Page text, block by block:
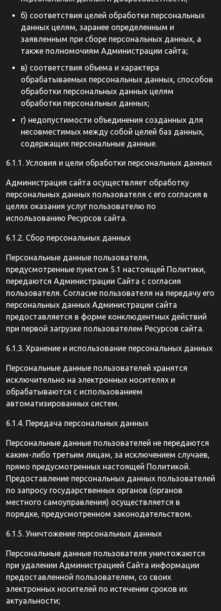
б) соответствия целей обработки персональных
данных целям, заранее определенным и
заявленным при сборе персональных данных, а
также полномочиям Администрации сайта;
в) соответствия объема и характера
обрабатываемых персональных данных, способов
обработки персональных данных целям
обработки персональных данных;
г) недопустимости объединения созданных для
несовместимых между собой целей баз данных,
содержащих персональные данные.
6.1.1. Условия и цели обработки персональных данных
Администрация сайта осуществляет обработку
персональных данных пользователя с его согласия в
целях оказания услуг пользователю по
использованию Ресурсов сайта.
6.1.2. Сбор персональных данных
Персональные данные пользователя,
предусмотренные пунктом 5.1 настоящей Политики,
передаются Администрации Сайта с согласия
пользователя. Согласие пользователя на передачу его
персональных данных Администрации сайта
предоставляется в форме конклюдентных действий
при первой загрузке пользователем Ресурсов сайта.
6.1.3. Хранение и использование персональных данных
Персональные данные пользователей хранятся
исключительно на электронных носителях и
обрабатываются с использованием
автоматизированных систем.
6.1.4. Передача персональных данных
Персональные данные пользователей не передаются
каким-либо третьим лицам, за исключением случаев,
прямо предусмотренных настоящей Политикой.
Предоставление персональных данных пользователей
по запросу государственных органов (органов
местного самоуправления) осуществляется в
порядке, предусмотренном законодательством.
6.1.5. Уничтожение персональных данных
Персональные данные пользователя уничтожаются
при удалении Администрацией Сайта информации
предоставленной пользователем, со своих
электронных носителей по истечении сроков их
актуальности;